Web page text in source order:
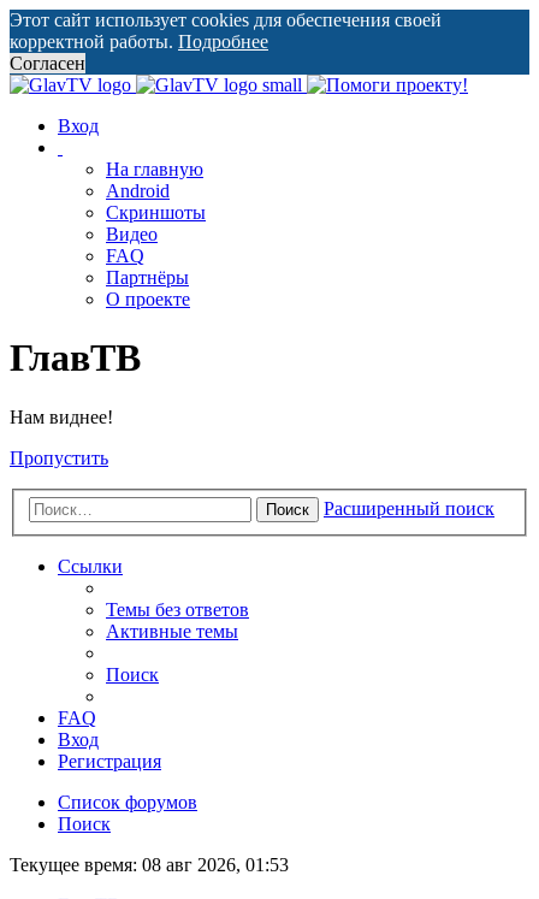
Этот сайт использует cookies для обеспечения своей
корректной работы. Подробнее
Согласен
Вход
На главную
Android
Скриншоты
Видео
FAQ
Партнёры
О проекте
ГлавТВ
Нам виднее!
Пропустить
Поиск Расширенный поиск
Ссылки
Темы без ответов
Активные темы
Поиск
FAQ
Вход
Регистрация
Список форумов
Поиск
Текущее время: 08 авг 2026, 01:53